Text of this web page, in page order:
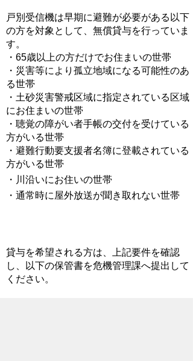
戸別受信機は早期に避難が必要がある以下
の方を対象として、無償貸与を行っていま
す。
・65歳以上の方だけでお住まいの世帯
・災害等により孤立地域になる可能性のあ
る世帯
・土砂災害警戒区域に指定されている区域
にお住まいの世帯
・聴覚の障がい者手帳の交付を受けている
方がいる世帯
・避難行動要支援者名簿に登載されている
方がいる世帯
・川沿いにお住いの世帯
・通常時に屋外放送が聞き取れない世帯
貸与を希望される方は、上記要件を確認
し、以下の保管書を危機管理課へ提出して
ください。